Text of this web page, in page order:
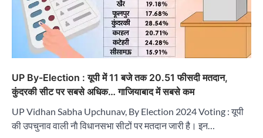
UP By-Election : यूपी में 11 बजे तक 20.51 फीसदी मतदान,
कुंदरकी सीट पर सबसे अधिक… गाजियाबाद में सबसे कम
UP Vidhan Sabha Upchunav, By Election 2024 Voting : यूपी
की उपचुनाव वाली नाै विधानसभा सीटों पर मतदान जारी है। इन…